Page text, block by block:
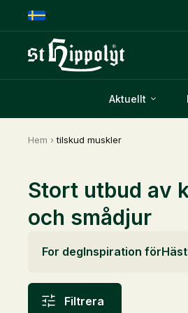
Aktuellt
Hem › tilskud muskler
Stort utbud av
och smådjur
For degInspiration förHäst
Filtrera